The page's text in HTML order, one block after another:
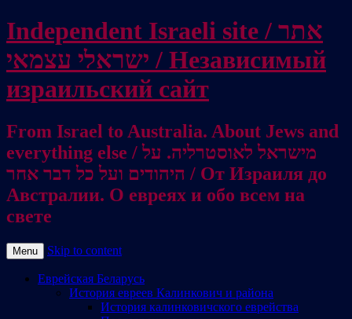
Independent Israeli site / אתר
ישראלי עצמאי / Независимый
израильский сайт
From Israel to Australia. About Jews and
everything else / מישראל לאוסטרליה. על
היהודים ועל כל דבר אחר / От Израиля до
Австралии. О евреях и обо всем на
свете
Menu Skip to content
Еврейская Беларусь
История евреев Калинкович и района
История калинковичского еврейства